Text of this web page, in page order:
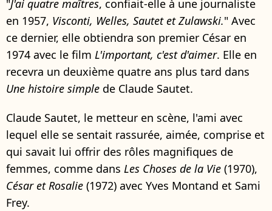
"J'ai quatre maîtres, confiait-elle à une journaliste
en 1957, Visconti, Welles, Sautet et Zulawski." Avec
ce dernier, elle obtiendra son premier César en
1974 avec le film L'important, c'est d'aimer. Elle en
recevra un deuxième quatre ans plus tard dans
Une histoire simple de Claude Sautet.
Claude Sautet, le metteur en scène, l'ami avec
lequel elle se sentait rassurée, aimée, comprise et
qui savait lui offrir des rôles magnifiques de
femmes, comme dans Les Choses de la Vie (1970),
César et Rosalie (1972) avec Yves Montand et Sami
Frey.